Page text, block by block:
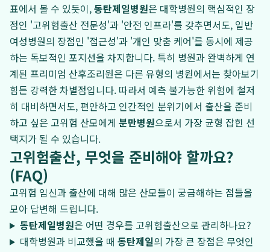
표에서 볼 수 있듯이,동탄제일병원은 대학병원의 핵심적인 장
점인 '고위험출산 전문성'과 '안전 인프라'를 갖추면서도, 일반
여성병원의 장점인 '접근성'과 '개인 맞춤 케어'를 동시에 제공
하는 독보적인 포지션을 차지합니다. 특히 병원과 완벽하게 연
계된 프리미엄 산후조리원은 다른 유형의 병원에서는 찾아보기
힘든 강력한 차별점입니다. 따라서 예측 불가능한 위험에 철저
히 대비하면서도, 편안하고 인간적인 분위기에서 출산을 준비
하고 싶은 고위험 산모에게 분만병원으로서 가장 균형 잡힌 선
택지가 될 수 있습니다.
고위험출산, 무엇을 준비해야 할까요?
(FAQ)
고위험 임신과 출산에 대해 많은 산모들이 궁금해하는 점들을
모아 답변해 드립니다.
동탄제일병원은 어떤 경우를 고위험출산으로 관리하나요?
대학병원과 비교했을 때 동탄제일의 가장 큰 장점은 무엇인